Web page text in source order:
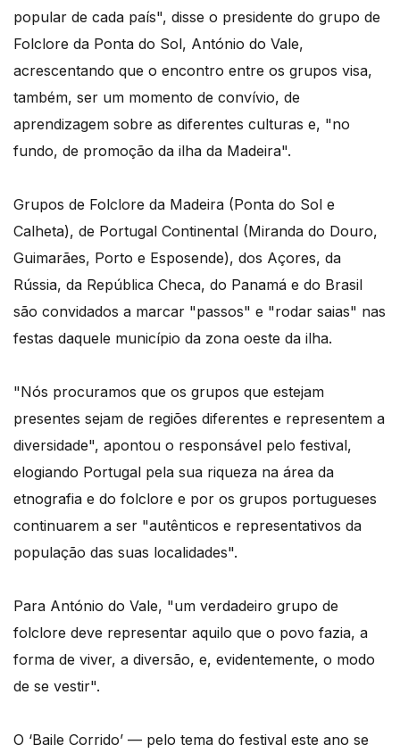
popular de cada país", disse o presidente do grupo de
Folclore da Ponta do Sol, António do Vale,
acrescentando que o encontro entre os grupos visa,
também, ser um momento de convívio, de
aprendizagem sobre as diferentes culturas e, "no
fundo, de promoção da ilha da Madeira".
Grupos de Folclore da Madeira (Ponta do Sol e
Calheta), de Portugal Continental (Miranda do Douro,
Guimarães, Porto e Esposende), dos Açores, da
Rússia, da República Checa, do Panamá e do Brasil
são convidados a marcar "passos" e "rodar saias" nas
festas daquele município da zona oeste da ilha.
"Nós procuramos que os grupos que estejam
presentes sejam de regiões diferentes e representem a
diversidade", apontou o responsável pelo festival,
elogiando Portugal pela sua riqueza na área da
etnografia e do folclore e por os grupos portugueses
continuarem a ser "autênticos e representativos da
população das suas localidades".
Para António do Vale, "um verdadeiro grupo de
folclore deve representar aquilo que o povo fazia, a
forma de viver, a diversão, e, evidentemente, o modo
de se vestir".
O ‘Baile Corrido’ — pelo tema do festival este ano se